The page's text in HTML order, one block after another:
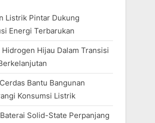
Listrik Pintar Dukung
Energi Terbarukan
Hijau Dalam Transisi
Bantu Bangunan
Konsumsi Listrik
Solid-State Perpanjang